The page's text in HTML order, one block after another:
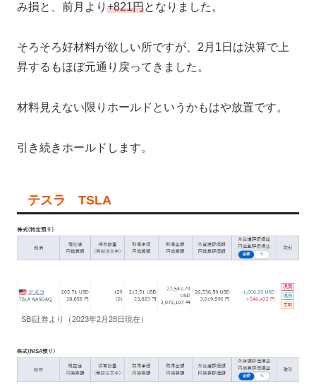
み損と、前月より +821円となりました。
そろそろ好材料が欲しい所ですが、2月1日は決算で上
昇するもほぼ元通り戻ってきました。
材料見えない限りホールドというかもはや放置です。
引き続きホールドします。
テスラ TSLA
SBI証券より（2023年2月28日現在）